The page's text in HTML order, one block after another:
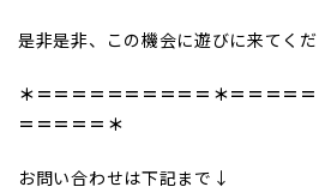
是非是非、この機会に遊びに来てく
＊＝＝＝＝＝＝＝＝＝＝＊＝＝＝＝
＝＝＝＝＝＊
お問い合わせは下記まで↓